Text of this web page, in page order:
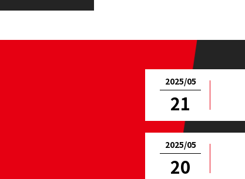
2025/05
21
2025/05
20